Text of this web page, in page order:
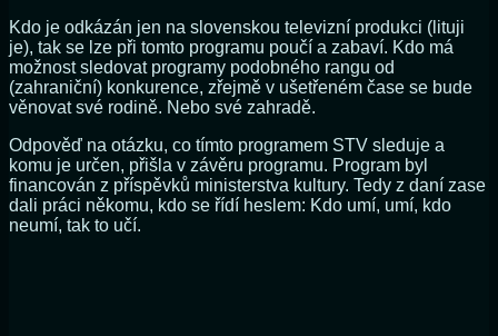
Kdo je odkázán jen na slovenskou televizní produkci (lituji
je), tak se lze při tomto programu poučí a zabaví. Kdo má
možnost sledovat programy podobného rangu od
(zahraniční) konkurence, zřejmě v ušetřeném čase se bude
věnovat své rodině. Nebo své zahradě.
Odpověď na otázku, co tímto programem STV sleduje a
komu je určen, přišla v závěru programu. Program byl
financován z příspěvků ministerstva kultury. Tedy z daní zase
dali práci někomu, kdo se řídí heslem: Kdo umí, umí, kdo
neumí, tak to učí.